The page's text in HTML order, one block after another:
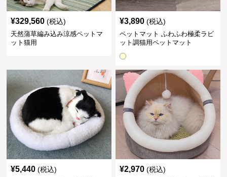
¥329,560 (税込)
天然蒲草編み込み涼感ペットマ
ット猫用
¥3,890 (税込)
ペットマット ふわふわ極柔ラビ
ット調猫用ペットマット
¥5,440 (税込) ¥2,970 (税込)